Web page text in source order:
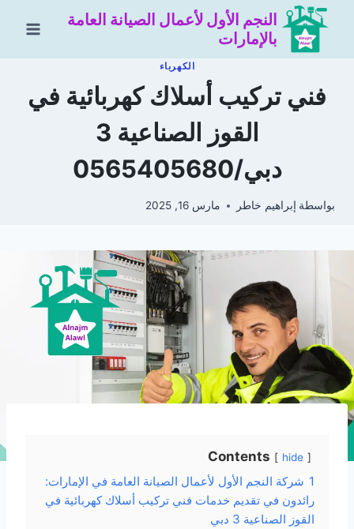
التجاوز
المحتوى
النجم الأول لأعمال الصيانة العامة
بالإمارات
الكهرباء
فني تركيب أسلاك كهربائية في
القوز الصناعية 3
دبي/0565405680
بواسطة إبراهيم خاطر مارس 16, 2025
Contents hide
1 شركة النجم الأول لأعمال الصيانة العامة في الإمارات:
رائدون في تقديم خدمات فني تركيب أسلاك كهربائية في
القوز الصناعية 3 دبي